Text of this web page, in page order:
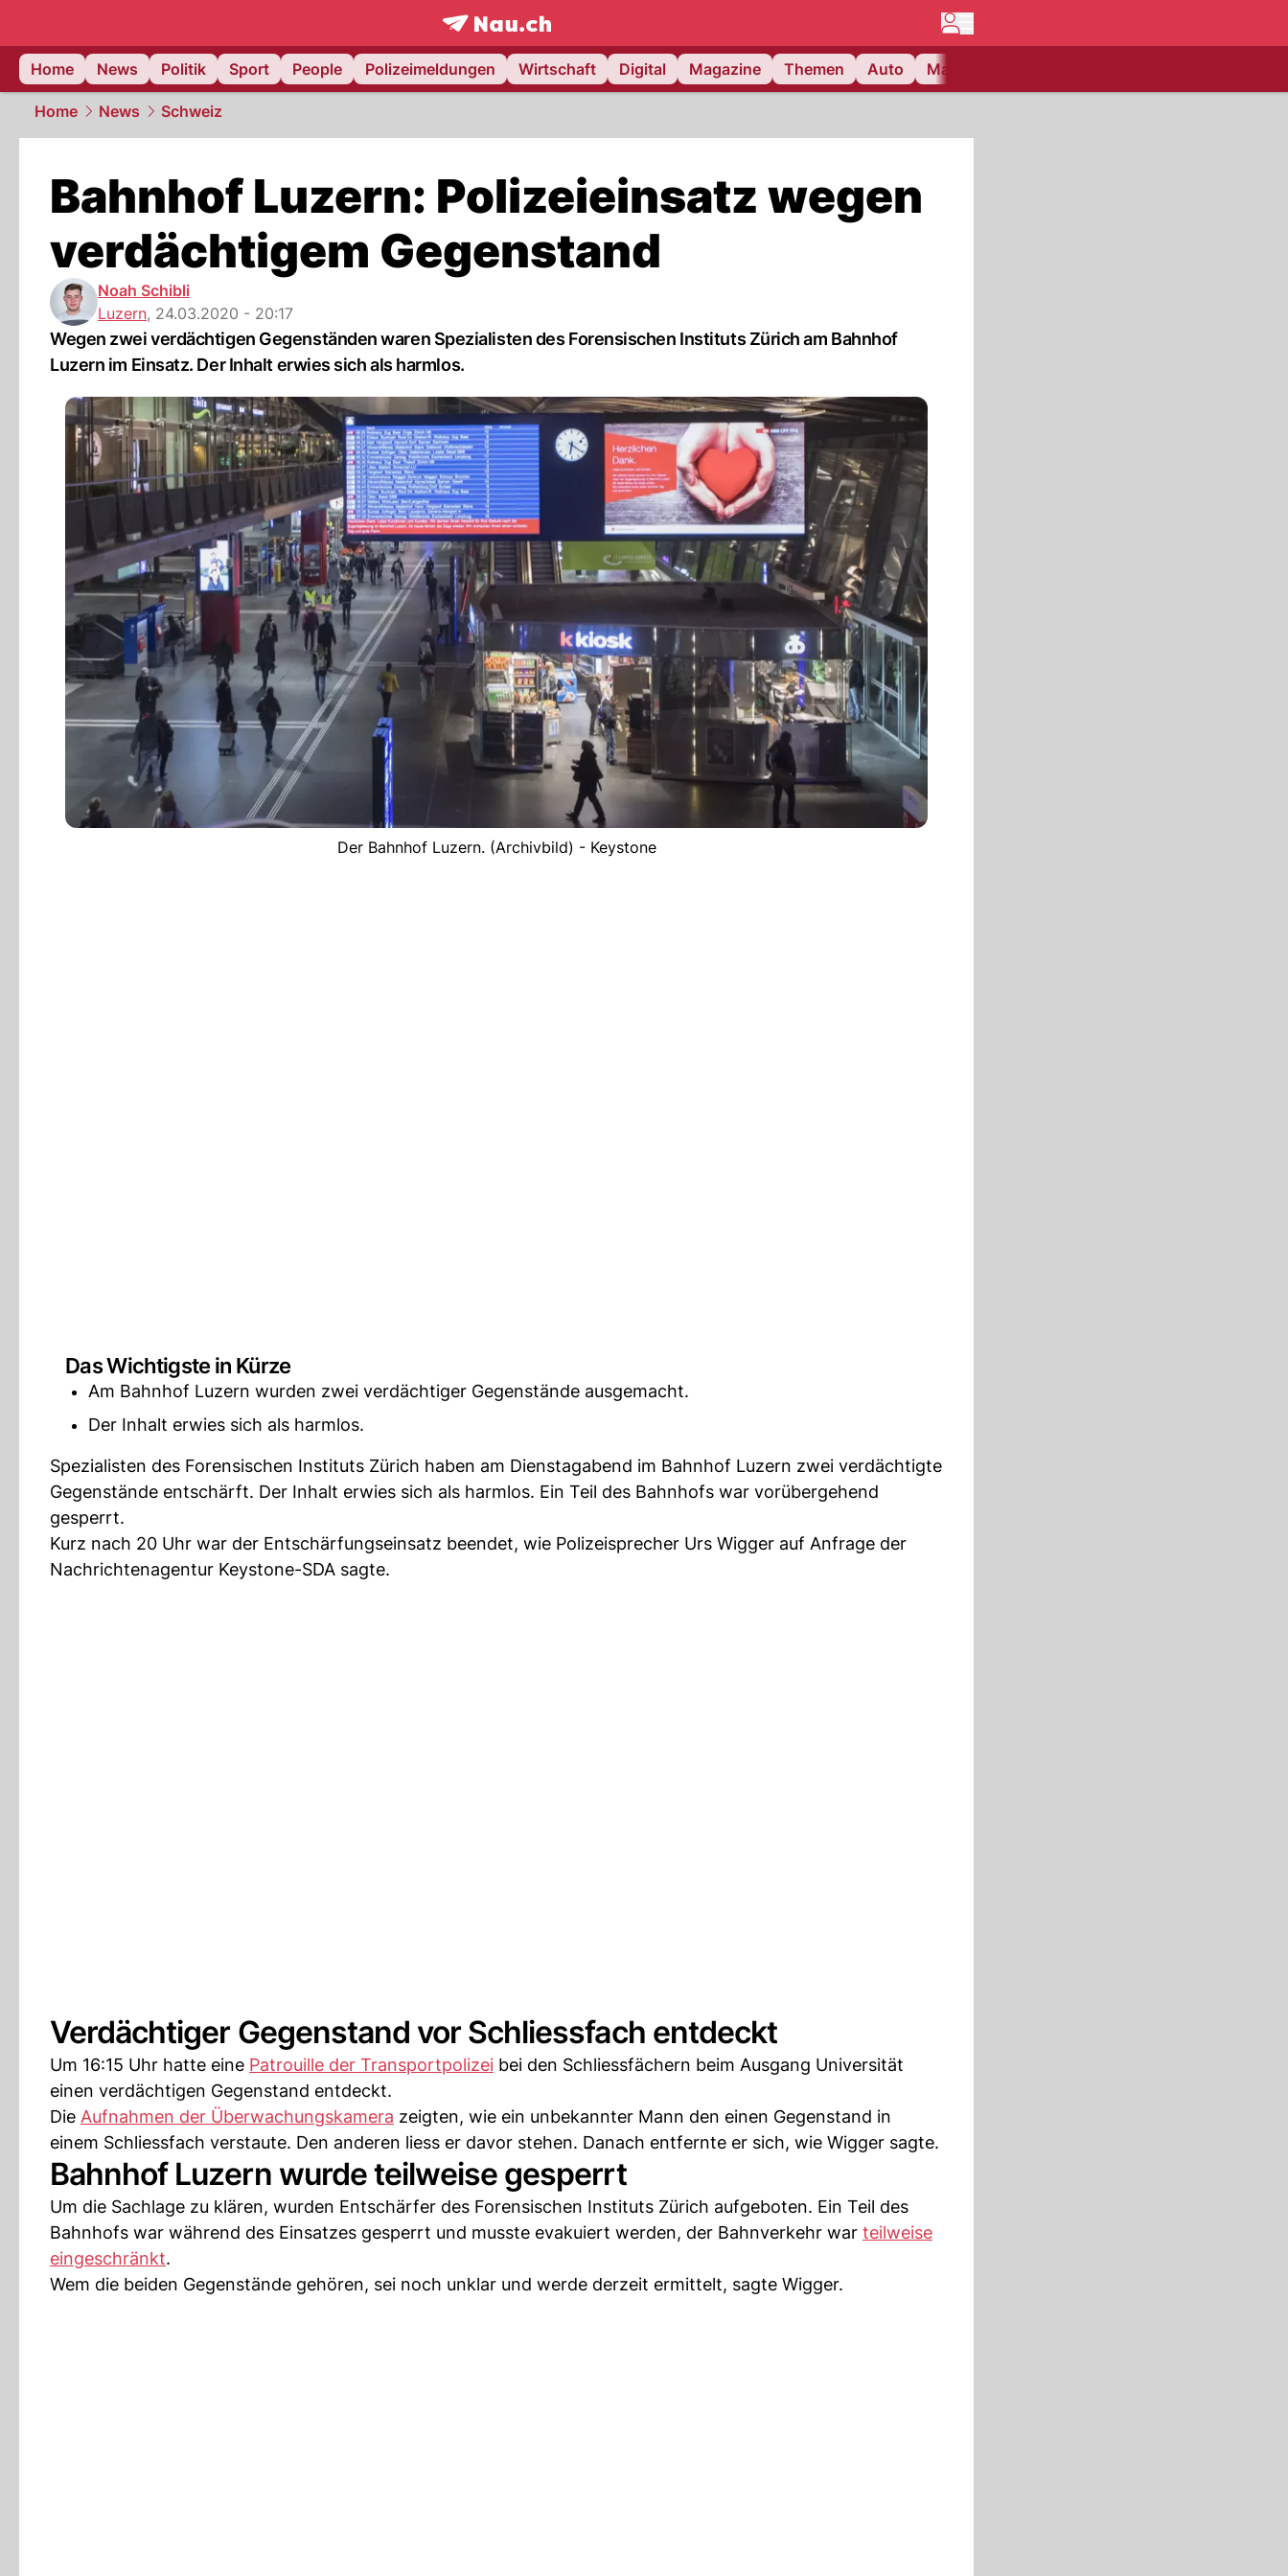
frontpage.NAU.ch
Home
News Politik Sport People Polizeimeldungen Wirtschaft Digital Magazine Themen Auto Matchcenter
Home News Schweiz
Bahnhof Luzern: Polizeieinsatz wegen
verdächtigem Gegenstand
Noah Schibli
Luzern, 24.03.2020 - 20:17
Wegen zwei verdächtigen Gegenständen waren Spezialisten des Forensischen Instituts Zürich am Bahnhof
Luzern im Einsatz. Der Inhalt erwies sich als harmlos.
Der Bahnhof Luzern. (Archivbild) - Keystone
Das Wichtigste in Kürze
Am Bahnhof Luzern wurden zwei verdächtiger Gegenstände ausgemacht.
Der Inhalt erwies sich als harmlos.
Spezialisten des Forensischen Instituts Zürich haben am Dienstagabend im Bahnhof Luzern zwei verdächtigte
Gegenstände entschärft. Der Inhalt erwies sich als harmlos. Ein Teil des Bahnhofs war vorübergehend
gesperrt.
Kurz nach 20 Uhr war der Entschärfungseinsatz beendet, wie Polizeisprecher Urs Wigger auf Anfrage der
Nachrichtenagentur Keystone-SDA sagte.
Verdächtiger Gegenstand vor Schliessfach entdeckt
Um 16:15 Uhr hatte eine Patrouille der Transportpolizei bei den Schliessfächern beim Ausgang Universität
einen verdächtigen Gegenstand entdeckt.
Die Aufnahmen der Überwachungskamera zeigten, wie ein unbekannter Mann den einen Gegenstand in
einem Schliessfach verstaute. Den anderen liess er davor stehen. Danach entfernte er sich, wie Wigger sagte.
Bahnhof Luzern wurde teilweise gesperrt
Um die Sachlage zu klären, wurden Entschärfer des Forensischen Instituts Zürich aufgeboten. Ein Teil des
Bahnhofs war während des Einsatzes gesperrt und musste evakuiert werden, der Bahnverkehr war teilweise
eingeschränkt.
Wem die beiden Gegenstände gehören, sei noch unklar und werde derzeit ermittelt, sagte Wigger.